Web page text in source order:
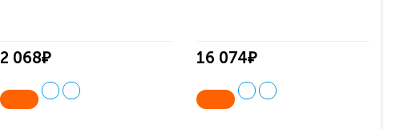
2 068₽ 16 074₽